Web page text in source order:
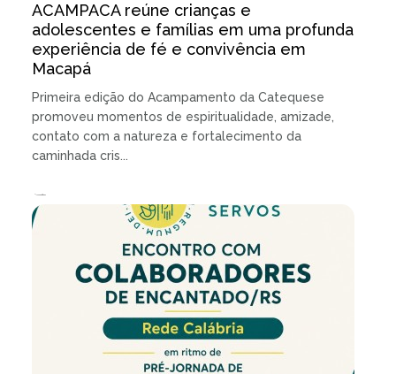
ACAMPACA reúne crianças e
adolescentes e famílias em uma profunda
experiência de fé e convivência em
Macapá
Primeira edição do Acampamento da Catequese
promoveu momentos de espiritualidade, amizade,
contato com a natureza e fortalecimento da
caminhada cris...